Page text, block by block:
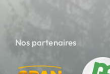
Nos partenaires